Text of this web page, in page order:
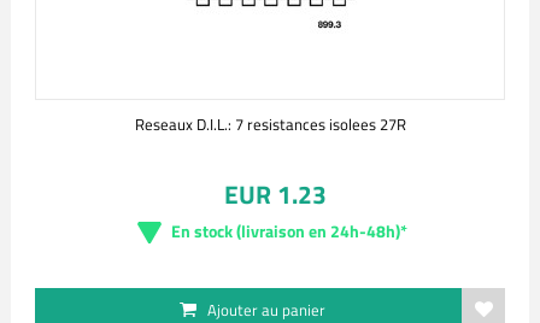
Reseaux D.I.L.: 7 resistances isolees 27R
EUR 1.23
En stock (livraison en 24h-48h)*
Ajouter au panier